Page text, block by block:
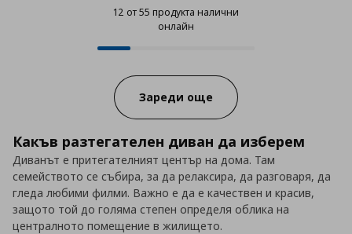
12 от 55 продукта налични
онлайн
12 от 55 продукта налични
Progress:
Зареди още
Какъв разтегателен диван да изберем
Диванът е притегателният център на дома. Там
семейството се събира, за да релаксира, да разговаря, да
гледа любими филми. Важно е да е качествен и красив,
защото той до голяма степен определя облика на
централното помещение в жилището.